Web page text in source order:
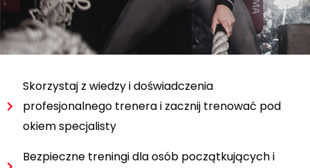
Skorzystaj z wiedzy i doświadczenia
profesjonalnego trenera i zacznij trenować pod
okiem specjalisty
Bezpieczne treningi dla osób początkujących i